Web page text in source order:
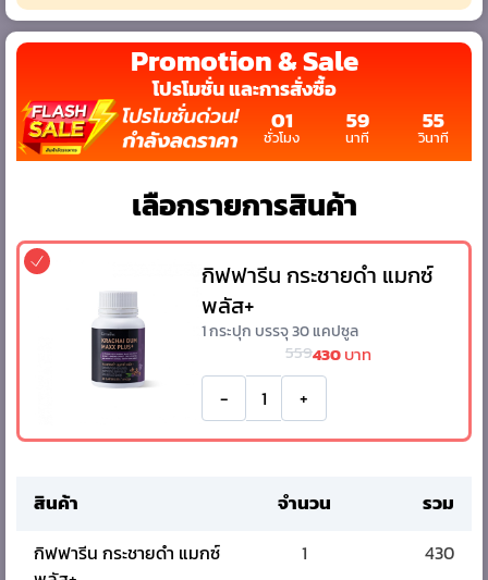
Promotion & Sale
โปรโมชั่น และการสั่งซื้อ
01
ชั่วโมง
59
นาที
53
วินาที
เลือกรายการสินค้า
กิฟฟารีน กระชายดำ แมกซ์
พลัส+
1 กระปุก บรรจุ 30 แคปซูล
559430บาท
- +
สินค้า จำนวน รวม
กิฟฟารีน กระชายดำ แมกซ์
1 430